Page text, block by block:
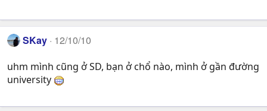
SKay 12/10/10
uhm mình cũng ở SD, bạn ở chổ nào, mình ở gần đường
university